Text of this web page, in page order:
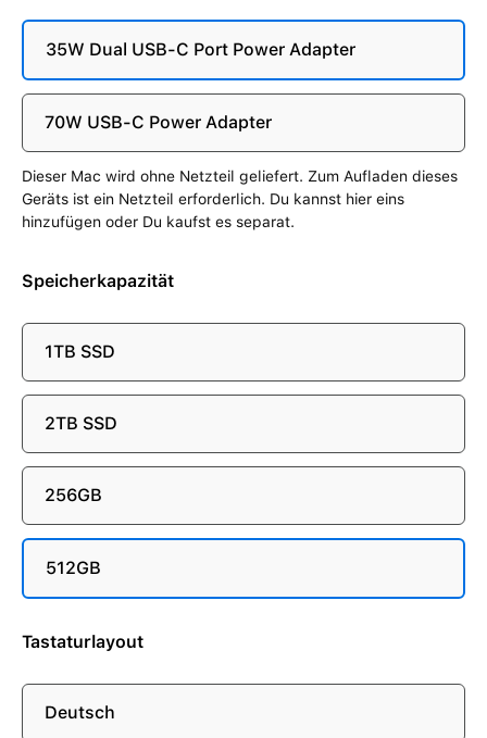
35W Dual USB-C Port Power Adapter
70W USB-C Power Adapter
Dieser Mac wird ohne Netzteil geliefert. Zum Aufladen dieses
Geräts ist ein Netzteil erforderlich. Du kannst hier eins
hinzufügen oder Du kaufst es separat.
Speicherkapazität
1TB SSD
2TB SSD
256GB
512GB
Tastaturlayout
Deutsch